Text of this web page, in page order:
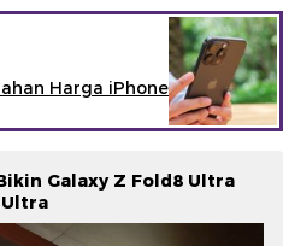
Harga iPhone
Galaxy Z Fold8 Ultra
Ultra